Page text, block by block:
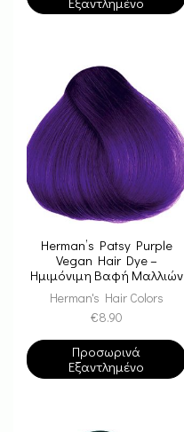
Herman’s Patsy Purple
Vegan Hair Dye –
Ημιμόνιμη Βαφή Μαλλιών
Herman's Hair Colors
€8.90
Προσωρινά
Εξαντλημένο